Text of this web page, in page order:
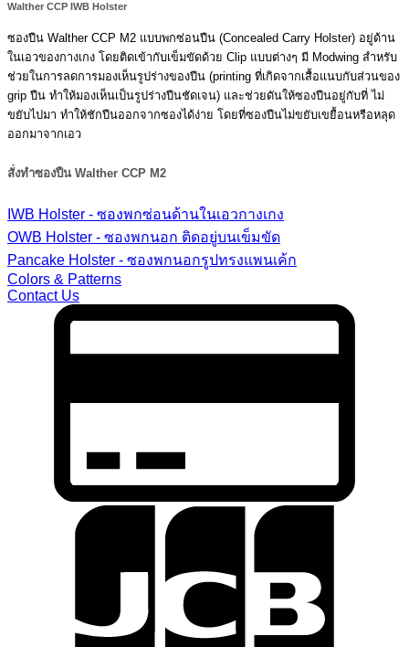
Walther CCP IWB Holster
ซองปืน Walther CCP M2 แบบพกซ่อนปืน (Concealed Carry Holster) อยู่ด้าน
ในเอวของกางเกง โดยติดเข้ากับเข็มขัดด้วย Clip แบบต่างๆ มี Modwing สำหรับ
ช่วยในการลดการมองเห็นรูปร่างของปืน (printing ที่เกิดจากเสื้อแนบกับส่วนของ
grip ปืน ทำให้มองเห็นเป็นรูปร่างปืนชัดเจน) และช่วยดันให้ซองปืนอยู่กับที่ ไม่
ขยับไปมา ทำให้ชักปืนออกจากซองได้ง่าย โดยที่ซองปืนไม่ขยับเขยื้อนหรือหลุด
ออกมาจากเอว
สั่งทำซองปืน Walther CCP M2
IWB Holster - ซองพกซ่อนด้านในเอวกางเกง
OWB Holster - ซองพกนอก ติดอยู่บนเข็มขัด
Pancake Holster - ซองพกนอกรูปทรงแพนเค้ก
Colors & Patterns
Contact Us